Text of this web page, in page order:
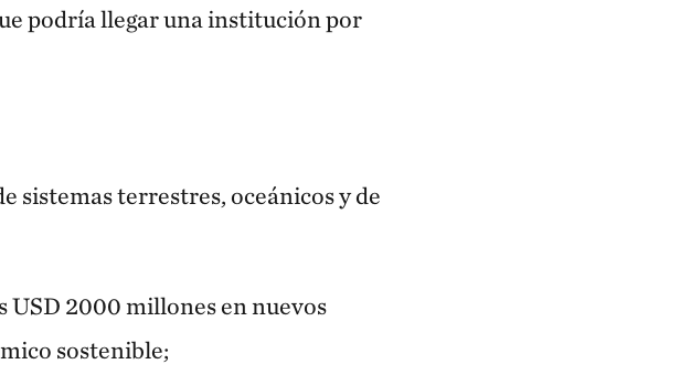
podría llegar una institución por
sistemas terrestres, oceánicos y de
USD 2000 millones en nuevos
sostenible;